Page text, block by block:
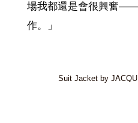
場我都還是會很興奮
作。」
Suit Jacket by